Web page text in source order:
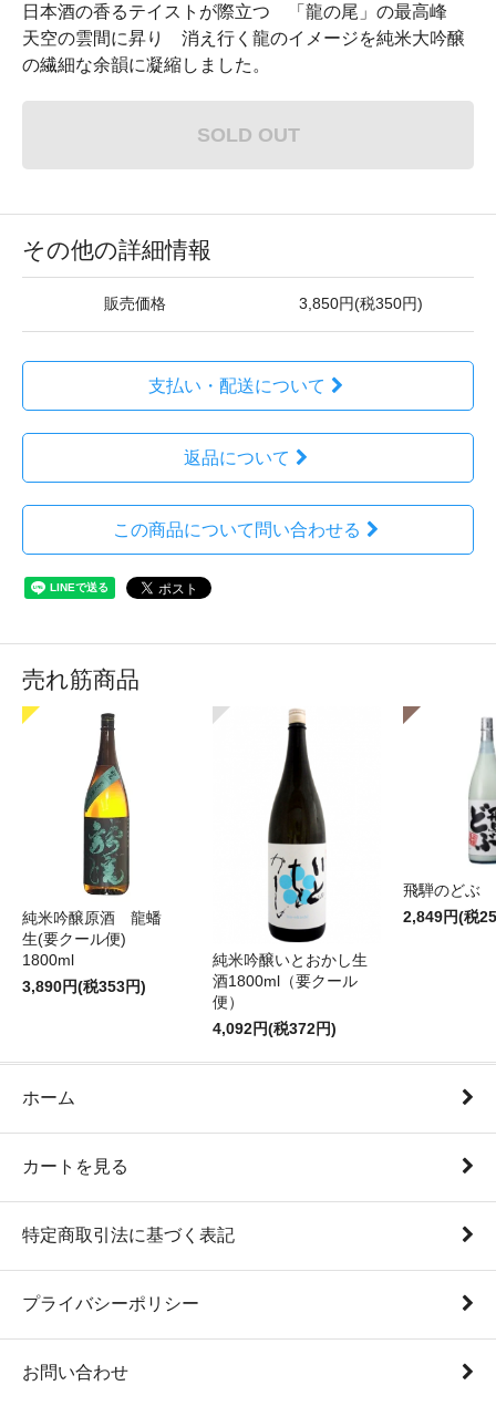
日本酒の香るテイストが際立つ 「龍の尾」の最高峰
天空の雲間に昇り 消え行く龍のイメージを純米大吟醸
の繊細な余韻に凝縮しました。
SOLD OUT
その他の詳細情報
販売価格 3,850円(税350円)
支払い・配送について
返品について
この商品について問い合わせる
売れ筋商品
純米吟醸原酒 龍蟠
生(要クール便)
1800ml
3,890円(税353円)
純米吟醸いとおかし生
酒1800ml（要クール
便）
4,092円(税372円)
飛騨のどぶ
2,849円(税
ホーム
カートを見る
特定商取引法に基づく表記
プライバシーポリシー
お問い合わせ